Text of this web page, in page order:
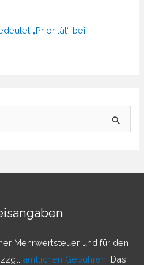
„Priorität“ bei
Mehrwertsteuer und für den
amtlichen Gebühren . Das